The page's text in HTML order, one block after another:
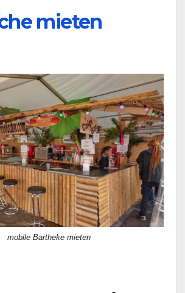
mieten
mobile Bartheke mieten